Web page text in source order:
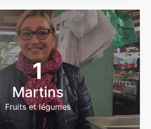
1
Martins
Fruits et légumes